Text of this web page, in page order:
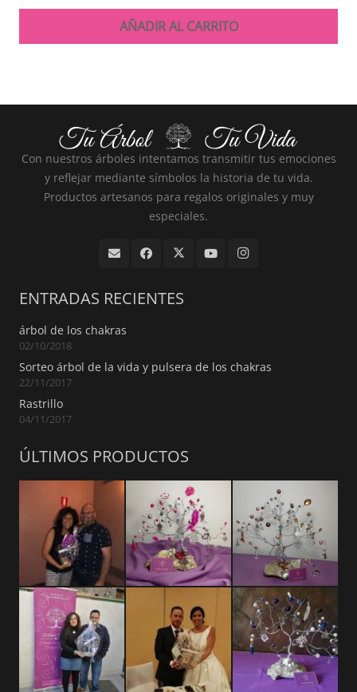
AÑADIR AL CARRITO
Con nuestros árboles intentamos transmitir tus emociones
y reflejar mediante símbolos la historia de tu vida.
Productos artesanos para regalos originales y muy
especiales.
ENTRADAS RECIENTES
árbol de los chakras
02/10/2018
Sorteo árbol de la vida y pulsera de los chakras
22/11/2017
Rastrillo
04/11/2017
ÚLTIMOS PRODUCTOS